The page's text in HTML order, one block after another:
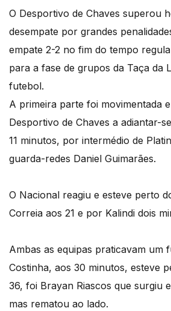
O Desportivo de Chaves superou
desempate por grandes
empate 2-2 no fim do tempo
para a fase de grupos da Taça da
futebol.
A primeira parte foi movimentada
Desportivo de Chaves a adiantar-
11 minutos, por intermédio de
guarda-redes Daniel Guimarães.
O Nacional reagiu e esteve perto
Correia aos 21 e por Kalindi dois
Ambas as equipas praticavam um
Costinha, aos 30 minutos, esteve
36, foi Brayan Riascos que surgiu
mas rematou ao lado.